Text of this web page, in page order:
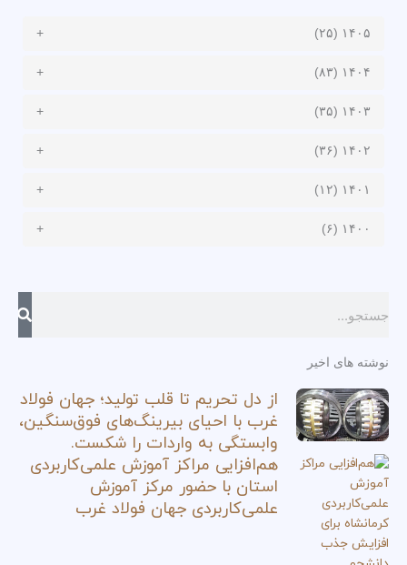
۱۴۰۵ (۲۵)
۱۴۰۴ (۸۳)
۱۴۰۳ (۳۵)
۱۴۰۲ (۳۶)
۱۴۰۱ (۱۲)
۱۴۰۰ (۶)
کردن
نوشته های اخیر
از دل تحریم تا قلب تولید؛ جهان فولاد
غرب با احیای بیرینگ‌های فوق‌سنگین،
وابستگی به واردات را شکست.
هم‌افزایی مراکز آموزش علمی‌کاربردی
استان با حضور مرکز آموزش
علمی‌کاربردی جهان فولاد غرب